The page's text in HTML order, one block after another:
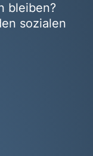
bleiben?
sozialen